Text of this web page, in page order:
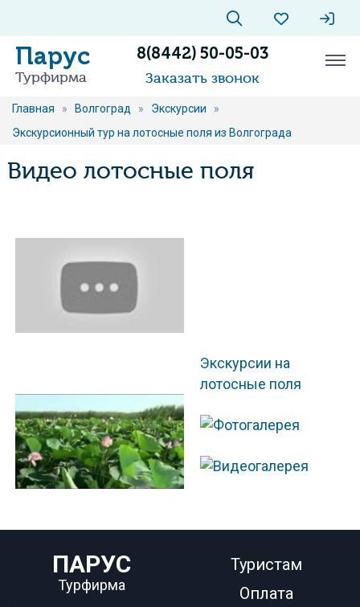
Парус
Турфирма
8(8442) 50-05-03
Заказать звонок
Главная » Волгоград » Экскурсии
»
Экскурсионный тур на лотосные поля из Волгограда
Видео лотосные поля
Экскурсии на
лотосные поля
ПАРУС
Турфирма
Туристам
Оплата